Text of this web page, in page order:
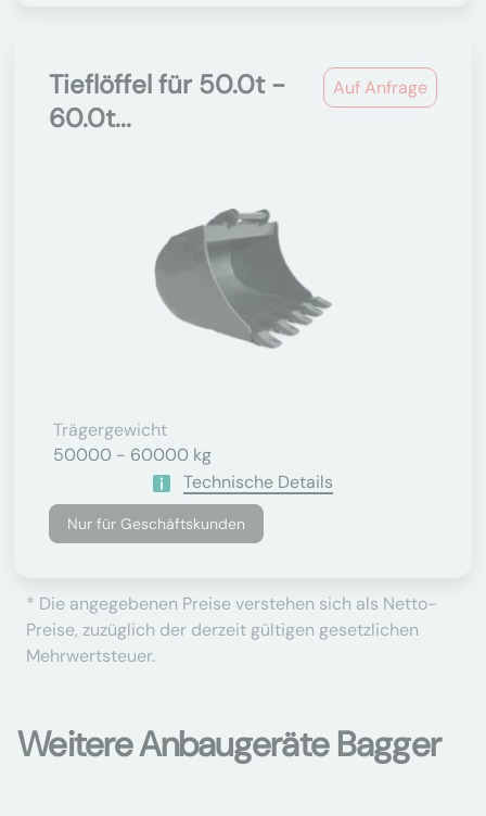
Auf Anfrage
Tieflöffel für 50.0t -
60.0t...
Trägergewicht
50000 - 60000 kg
Technische Details
Nur für Geschäftskunden
* Die angegebenen Preise verstehen sich als Netto-
Preise, zuzüglich der derzeit gültigen gesetzlichen
Mehrwertsteuer.
Weitere Anbaugeräte Bagger